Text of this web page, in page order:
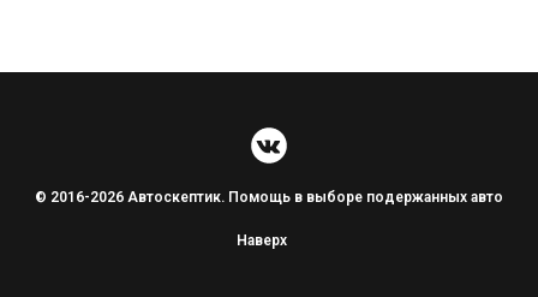
© 2016-2026 Автоскептик. Помощь в выборе подержанных авто
Наверх